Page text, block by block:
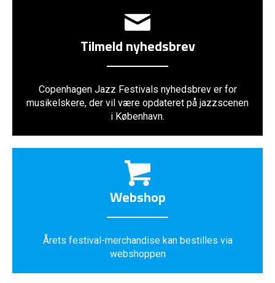
Tilmeld nyhedsbrev
Copenhagen Jazz Festivals nyhedsbrev er for
musikelskere, der vil være opdateret på jazzscenen
i København.
Webshop
Årets festival-merchandise kan bestilles via
webshoppen